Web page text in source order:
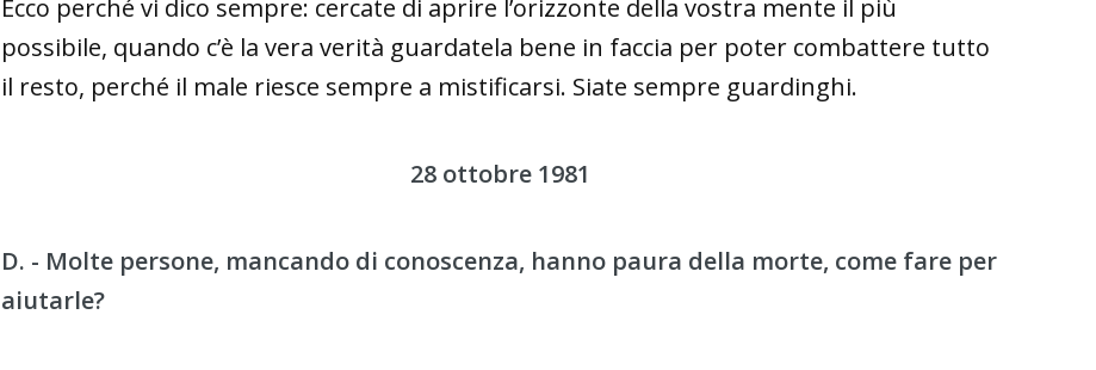
Ecco perché vi dico sempre: cercate di aprire l’orizzonte della vostra mente il più
possibile, quando c’è la vera verità guardatela bene in faccia per poter combattere tutto
il resto, perché il male riesce sempre a mistificarsi. Siate sempre guardinghi.
28 ottobre 1981
D. - Molte persone, mancando di conoscenza, hanno paura della morte, come fare per
aiutarle?